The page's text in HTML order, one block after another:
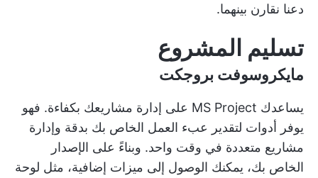
دعنا نقارن بينهما.
تسليم المشروع
مايكروسوفت بروجكت
يساعدك MS Project على إدارة مشاريعك بكفاءة. فهو
يوفر أدوات لتقدير عبء العمل الخاص بك بدقة وإدارة
مشاريع متعددة في وقت واحد. وبناءً على الإصدار
الخاص بك، يمكنك الوصول إلى ميزات إضافية، مثل لوحة